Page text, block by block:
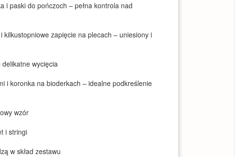
i paski do pończoch – pełna kontrola nad
kilkustopniowe zapięcie na plecach – uniesiony i
wycięcia
i koronka na bioderkach – idealne podkreślenie
wzór
i stringi
w skład zestawu